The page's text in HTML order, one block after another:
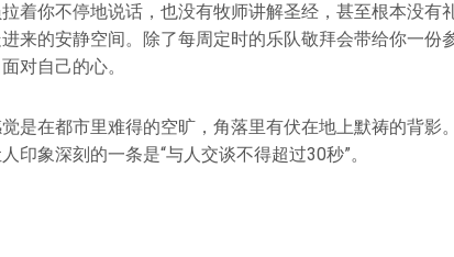
着你不停地说话，也没有牧师讲解圣经，甚至根本没有
来的安静空间。除了每周定时的乐队敬拜会带给你一份
对自己的心。
是在都市里难得的空旷，角落里有伏在地上默祷的背影
印象深刻的一条是“与人交谈不得超过30秒”。